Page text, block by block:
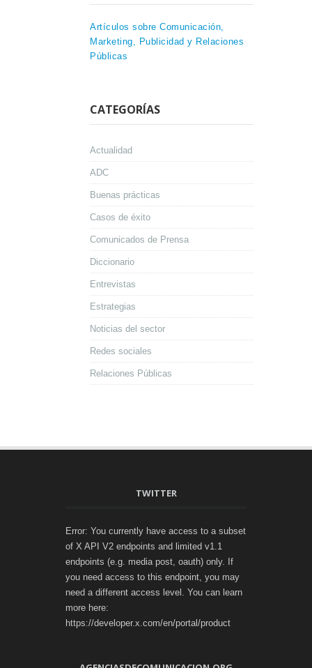
Artículos sobre Comunicación,
Marketing, Publicidad y Relaciones
Públicas
CATEGORÍAS
Actualidad
ADC
Buenas prácticas
Casos de éxito
Comunicados de Prensa
Diccionario
Entrevistas
Estrategias
Noticias del sector
Redes sociales
Relaciones Públicas
TWITTER
Error: You currently have access to a subset
of X API V2 endpoints and limited v1.1
endpoints (e.g. media post, oauth) only. If
you need access to this endpoint, you may
need a different access level. You can learn
more here:
https://developer.x.com/en/portal/product